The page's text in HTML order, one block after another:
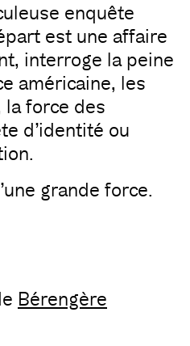
enquête
est une affaire
interroge la peine
américaine, les
force des
d’identité ou
grande force.
Bérengère